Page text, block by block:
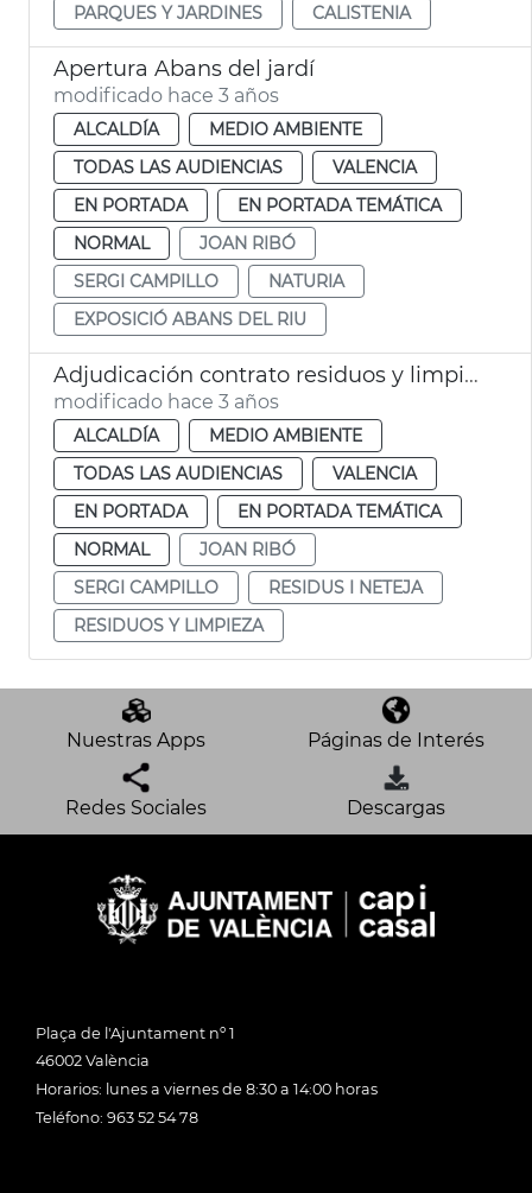
PARQUES Y JARDINES
CALISTENIA
Apertura Abans del jardí
modificado hace 3 años
ALCALDÍA
MEDIO AMBIENTE
TODAS LAS AUDIENCIAS
VALENCIA
EN PORTADA
EN PORTADA TEMÁTICA
NORMAL
JOAN RIBÓ
SERGI CAMPILLO
NATURIA
EXPOSICIÓ ABANS DEL RIU
Adjudicación contrato residuos y limpieza
modificado hace 3 años
ALCALDÍA
MEDIO AMBIENTE
TODAS LAS AUDIENCIAS
VALENCIA
EN PORTADA
EN PORTADA TEMÁTICA
NORMAL
JOAN RIBÓ
SERGI CAMPILLO
RESIDUS I NETEJA
RESIDUOS Y LIMPIEZA
Nuestras Apps Páginas de Interés
Redes Sociales Descargas
Plaça de l'Ajuntament nº 1
46002 València
Horarios: lunes a viernes de 8:30 a 14:00 horas
Teléfono: 963 52 54 78